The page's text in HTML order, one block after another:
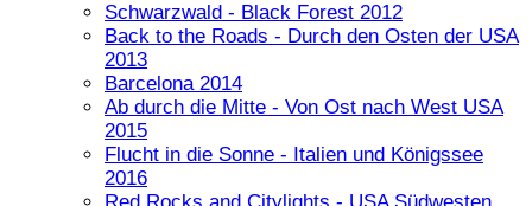
Schwarzwald - Black Forest 2012
Back to the Roads - Durch den Osten der USA
2013
Barcelona 2014
Ab durch die Mitte - Von Ost nach West USA
2015
Flucht in die Sonne - Italien und Königssee
2016